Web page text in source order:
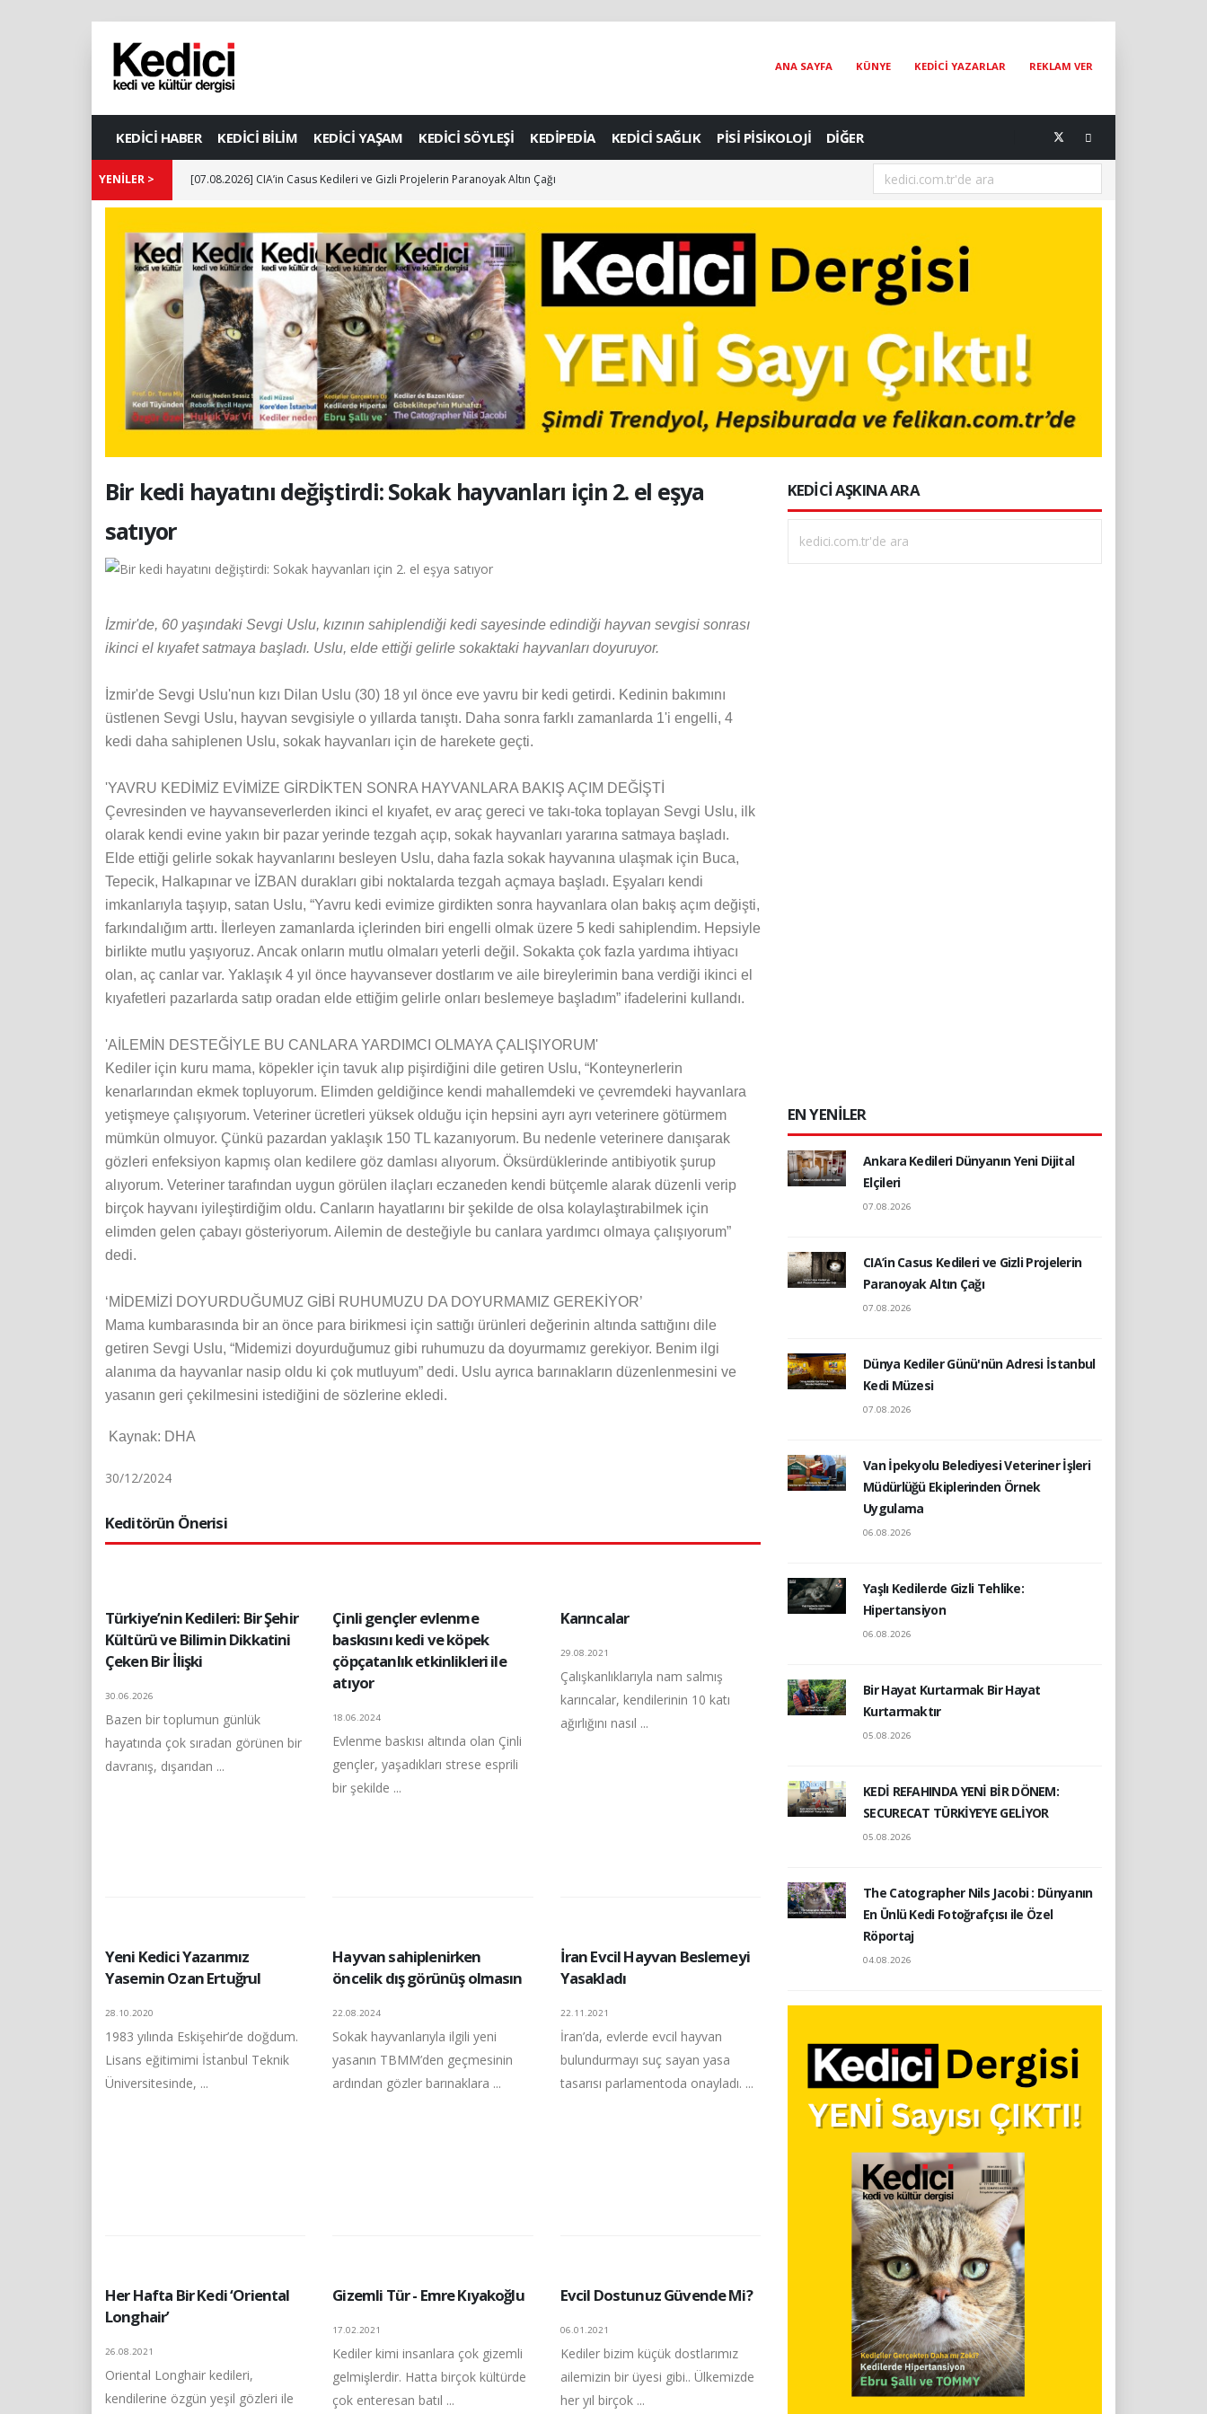
ANA SAYFA KÜNYE KEDİCİ YAZARLAR REKLAM VER
KEDİCİ HABER KEDİCİ BİLİM KEDİCİ YAŞAM KEDİCİ SÖYLEŞİ KEDİPEDİA KEDİCİ SAĞLIK PİSİ PİSİKOLOJİ DİĞER
YENİLER > [07.08.2026] CIA’in Casus Kedileri ve Gizli Projelerin Paranoyak Altın Çağı [07.08.2026] Dünya Kediler Günü'nün Adresi İstanbul Kedi Müzesi
Bir kedi hayatını değiştirdi: Sokak hayvanları için 2. el eşya
satıyor
İzmir'de, 60 yaşındaki Sevgi Uslu, kızının sahiplendiği kedi sayesinde edindiği hayvan sevgisi sonrası
ikinci el kıyafet satmaya başladı. Uslu, elde ettiği gelirle sokaktaki hayvanları doyuruyor.
İzmir'de Sevgi Uslu'nun kızı Dilan Uslu (30) 18 yıl önce eve yavru bir kedi getirdi. Kedinin bakımını
üstlenen Sevgi Uslu, hayvan sevgisiyle o yıllarda tanıştı. Daha sonra farklı zamanlarda 1'i engelli, 4
kedi daha sahiplenen Uslu, sokak hayvanları için de harekete geçti.
'YAVRU KEDİMİZ EVİMİZE GİRDİKTEN SONRA HAYVANLARA BAKIŞ AÇIM DEĞİŞTİ
Çevresinden ve hayvanseverlerden ikinci el kıyafet, ev araç gereci ve takı-toka toplayan Sevgi Uslu, ilk
olarak kendi evine yakın bir pazar yerinde tezgah açıp, sokak hayvanları yararına satmaya başladı.
Elde ettiği gelirle sokak hayvanlarını besleyen Uslu, daha fazla sokak hayvanına ulaşmak için Buca,
Tepecik, Halkapınar ve İZBAN durakları gibi noktalarda tezgah açmaya başladı. Eşyaları kendi
imkanlarıyla taşıyıp, satan Uslu, “Yavru kedi evimize girdikten sonra hayvanlara olan bakış açım değişti,
farkındalığım arttı. İlerleyen zamanlarda içlerinden biri engelli olmak üzere 5 kedi sahiplendim. Hepsiyle
birlikte mutlu yaşıyoruz. Ancak onların mutlu olmaları yeterli değil. Sokakta çok fazla yardıma ihtiyacı
olan, aç canlar var. Yaklaşık 4 yıl önce hayvansever dostlarım ve aile bireylerimin bana verdiği ikinci el
kıyafetleri pazarlarda satıp oradan elde ettiğim gelirle onları beslemeye başladım” ifadelerini kullandı.
'AİLEMİN DESTEĞİYLE BU CANLARA YARDIMCI OLMAYA ÇALIŞIYORUM'
Kediler için kuru mama, köpekler için tavuk alıp pişirdiğini dile getiren Uslu, “Konteynerlerin
kenarlarından ekmek topluyorum. Elimden geldiğince kendi mahallemdeki ve çevremdeki hayvanlara
yetişmeye çalışıyorum. Veteriner ücretleri yüksek olduğu için hepsini ayrı ayrı veterinere götürmem
mümkün olmuyor. Çünkü pazardan yaklaşık 150 TL kazanıyorum. Bu nedenle veterinere danışarak
gözleri enfeksiyon kapmış olan kedilere göz damlası alıyorum. Öksürdüklerinde antibiyotik şurup
alıyorum. Veteriner tarafından uygun görülen ilaçları eczaneden kendi bütçemle alarak düzenli verip
birçok hayvanı iyileştirdiğim oldu. Canların hayatlarını bir şekilde de olsa kolaylaştırabilmek için
elimden gelen çabayı gösteriyorum. Ailemin de desteğiyle bu canlara yardımcı olmaya çalışıyorum”
dedi.
‘MİDEMİZİ DOYURDUĞUMUZ GİBİ RUHUMUZU DA DOYURMAMIZ GEREKİYOR’
Mama kumbarasında bir an önce para birikmesi için sattığı ürünleri değerinin altında sattığını dile
getiren Sevgi Uslu, “Midemizi doyurduğumuz gibi ruhumuzu da doyurmamız gerekiyor. Benim ilgi
alanıma da hayvanlar nasip oldu ki çok mutluyum” dedi. Uslu ayrıca barınakların düzenlenmesini ve
yasanın geri çekilmesini istediğini de sözlerine ekledi.
Kaynak: DHA
30/12/2024
Keditörün Önerisi
Türkiye’nin Kedileri: Bir Şehir
Kültürü ve Bilimin Dikkatini
Çeken Bir İlişki
30.06.2026
Bazen bir toplumun günlük
hayatında çok sıradan görünen bir
davranış, dışarıdan ...
Çinli gençler evlenme
baskısını kedi ve köpek
çöpçatanlık etkinlikleri ile
atıyor
18.06.2024
Evlenme baskısı altında olan Çinli
gençler, yaşadıkları strese esprili
bir şekilde ...
Karıncalar
29.08.2021
Çalışkanlıklarıyla nam salmış
karıncalar, kendilerinin 10 katı
ağırlığını nasıl ...
Yeni Kedici Yazarımız
Yasemin Ozan Ertuğrul
28.10.2020
1983 yılında Eskişehir’de doğdum.
Lisans eğitimimi İstanbul Teknik
Üniversitesinde, ...
Hayvan sahiplenirken
öncelik dış görünüş olmasın
22.08.2024
Sokak hayvanlarıyla ilgili yeni
yasanın TBMM’den geçmesinin
ardından gözler barınaklara ...
İran Evcil Hayvan Beslemeyi
Yasakladı
22.11.2021
İran’da, evlerde evcil hayvan
bulundurmayı suç sayan yasa
tasarısı parlamentoda onayladı. ...
Her Hafta Bir Kedi ‘Oriental
Longhair’
26.08.2021
Oriental Longhair kedileri,
kendilerine özgün yeşil gözleri ile
Gizemli Tür - Emre Kıyakoğlu
17.02.2021
Kediler kimi insanlara çok gizemli
gelmişlerdir. Hatta birçok kültürde
çok enteresan batıl ...
Evcil Dostunuz Güvende Mi?
06.01.2021
Kediler bizim küçük dostlarımız
ailemizin bir üyesi gibi.. Ülkemizde
her yıl birçok ...
KEDİCİ AŞKINA ARA
EN YENİLER
Ankara Kedileri Dünyanın Yeni Dijital
Elçileri
07.08.2026
CIA’in Casus Kedileri ve Gizli Projelerin
Paranoyak Altın Çağı
07.08.2026
Dünya Kediler Günü'nün Adresi İstanbul
Kedi Müzesi
07.08.2026
Van İpekyolu Belediyesi Veteriner İşleri
Müdürlüğü Ekiplerinden Örnek
Uygulama
06.08.2026
Yaşlı Kedilerde Gizli Tehlike:
Hipertansiyon
06.08.2026
Bir Hayat Kurtarmak Bir Hayat
Kurtarmaktır
05.08.2026
KEDİ REFAHINDA YENİ BİR DÖNEM:
SECURECAT TÜRKİYE’YE GELİYOR
05.08.2026
The Catographer Nils Jacobi : Dünyanın
En Ünlü Kedi Fotoğrafçısı ile Özel
Röportaj
04.08.2026